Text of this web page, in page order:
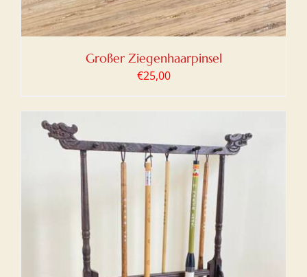
Großer Ziegenhaarpinsel
€25,00